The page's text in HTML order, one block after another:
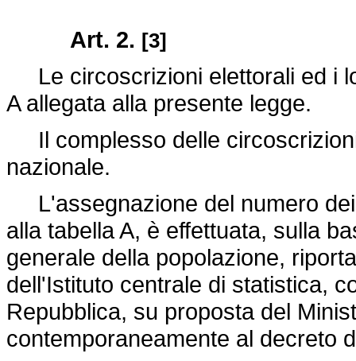
Art. 2. [3]
Le circoscrizioni elettorali ed i
A allegata alla presente legge.
Il complesso delle
nazionale.
L'assegnazione del numero
alla tabella A, è effettuata, sulla
generale della popolazione,
dell'Istituto centrale di statistica,
Repubblica, su proposta del
contemporaneamente al decreto